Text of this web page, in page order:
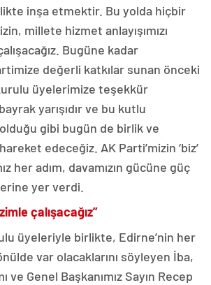
inşa etmektir. Bu yolda hiçbir
millete hizmet anlayışımızı
Bugüne kadar
değerli katkılar sunan önceki
üyelerimize teşekkür
yarışıdır ve bu kutlu
gibi bugün de birlik ve
edeceğiz. AK Parti’mizin ‘biz’
her adım, davamızın gücüne güç
yer verdi.
çalışacağız”
üyeleriyle birlikte, Edirne’nin her
var olacaklarını söyleyen İba,
ve Genel Başkanımız Sayın Recep